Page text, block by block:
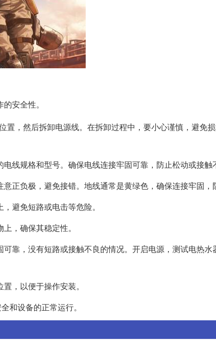
安全性。
置，然后拆卸电源线。在拆卸过程中，要小心谨慎，避免
线规格和型号。确保电线连接牢固可靠，防止松动或接触
正负极，避免接错。地线通常是黄绿色，确保连接牢固，
避免短路或电击等危险。
，确保其稳定性。
靠，没有短路或接触不良的情况。开启电源，测试电热水
，以便于操作安装。
和设备的正常运行。